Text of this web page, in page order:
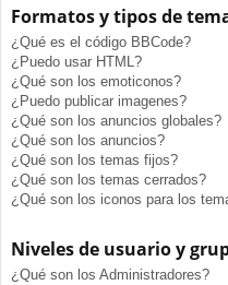
Formatos y tipos de
¿Qué es el código BBCode?
¿Puedo usar HTML?
¿Qué son los emoticonos?
¿Puedo publicar imagenes?
¿Qué son los anuncios globales?
¿Qué son los anuncios?
¿Qué son los temas fijos?
¿Qué son los temas cerrados?
¿Qué son los iconos para los
Niveles de usuario y
¿Qué son los Administradores?